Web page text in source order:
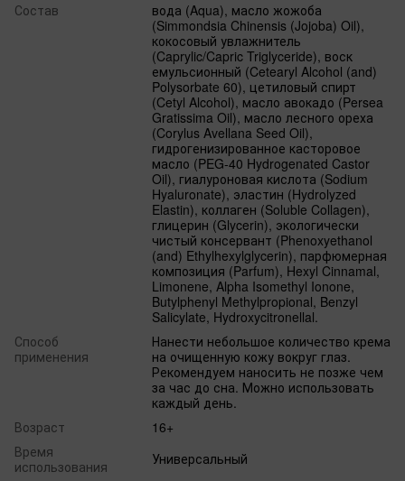
Состав
вода (Aqua), масло жожоба
(Simmondsia Chinensis (Jojoba) Oil),
кокосовый увлажнитель
(Caprylic/Capric Triglyceride), воск
емульсионный (Cetearyl Alcohol (and)
Polysorbate 60), цетиловый спирт
(Cetyl Alcohol), масло авокадо (Persea
Gratissima Oil), масло лесного ореха
(Corylus Avellana Seed Oil),
гидрогенизированное касторовое
масло (PEG-40 Hydrogenated Castor
Oil), гиалуроновая кислота (Sodium
Hyaluronate), эластин (Hydrolyzed
Elastin), коллаген (Soluble Collagen),
глицерин (Glycerin), экологически
чистый консервант (Phenoxyethanol
(and) Ethylhexylglycerin), парфюмерная
композиция (Parfum), Hexyl Cinnamal,
Limonene, Alpha Isomethyl Ionone,
Butylphenyl Methylpropional, Benzyl
Salicylate, Hydroxycitronellal.
Способ
применения
Нанести небольшое количество крема
на очищенную кожу вокруг глаз.
Рекомендуем наносить не позже чем
за час до сна. Можно использовать
каждый день.
Возраст
16+
Время
использования
Универсальный